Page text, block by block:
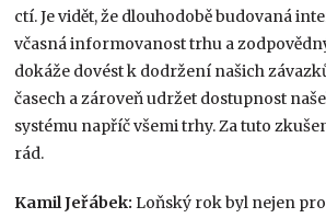
ctí. Je vidět, že dlouhodobě budovaná
včasná informovanost trhu a
dokáže dovést k dodržení našich
časech a zároveň udržet dostupnost
systému napříč všemi trhy. Za tuto
rád.
Kamil Jeřábek: Loňský rok byl nejen